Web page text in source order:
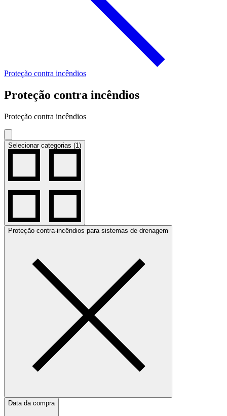
Proteção contra incêndios
Proteção contra incêndios
Proteção contra incêndios
Selecionar categorias (1)
Proteção contra-incêndios para sistemas de drenagem
Data da compra